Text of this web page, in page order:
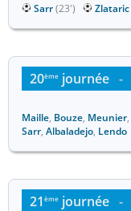
Sarr(23') Zlataric
20ème journée -
Maille, Bouze, Meunier,
Sarr, Albaladejo, Lendo
21 ème journée -